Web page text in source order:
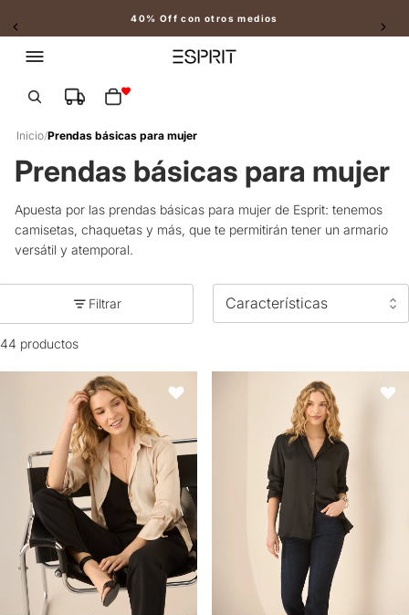
40% Off con otros medios
Slide 2 of 2
Inicio/Prendas básicas para mujer
Prendas básicas para mujer
Apuesta por las prendas básicas para mujer de Esprit: tenemos
camisetas, chaquetas y más, que te permitirán tener un armario
versátil y atemporal.
Filtrar
44 productos
Camisa tipo satín con cuello clásico para mujer - Beige
Favoritos
Camisa tipo satín con cuello